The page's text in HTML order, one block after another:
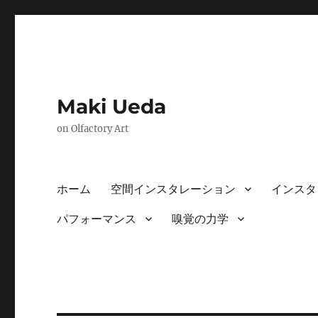
Maki Ueda
on Olfactory Art
ホーム 空間インスタレーション インス
パフォーマンス 嗅覚の力学